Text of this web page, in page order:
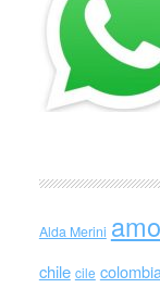
Alda Merini
chile cile